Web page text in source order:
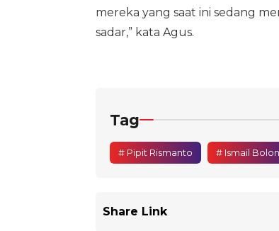
mereka yang saat ini sedang
sadar,” kata Agus.
Tag
# Pipit Rismanto # Ismail
Share Link